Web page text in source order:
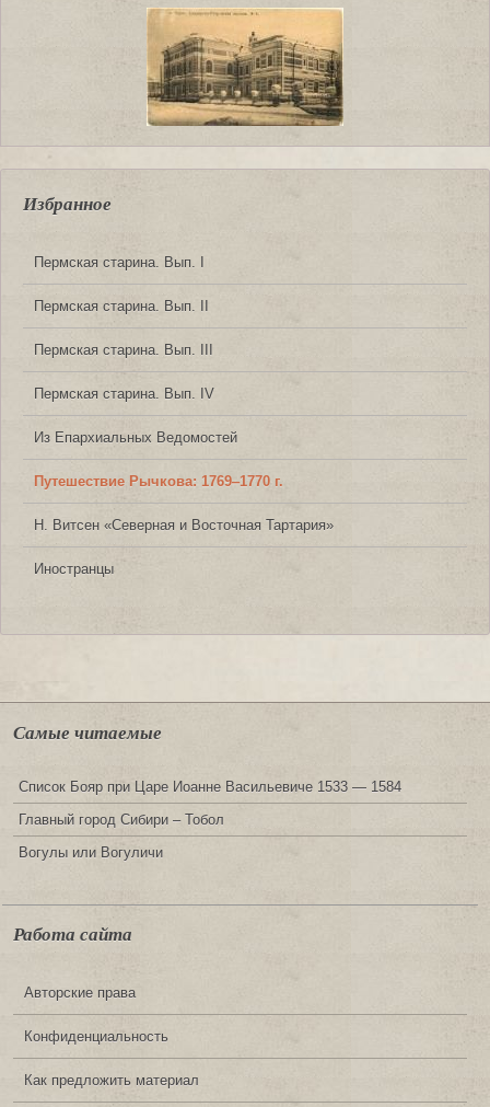
Избранное
Пермская старина. Вып. I
Пермская старина. Вып. II
Пермская старина. Вып. III
Пермская старина. Вып. IV
Из Епархиальных Ведомостей
Путешествие Рычкова: 1769‒1770 г.
Н. Витсен «Северная и Восточная Тартария»
Иностранцы
Самые читаемые
Список Бояр при Царе Иоанне Васильевиче 1533 — 1584
Главный город Сибири – Тобол
Вогулы или Вогуличи
Работа сайта
Авторские права
Конфиденциальность
Как предложить материал